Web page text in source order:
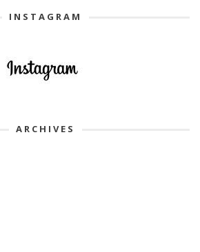
INSTAGRAM
ARCHIVES